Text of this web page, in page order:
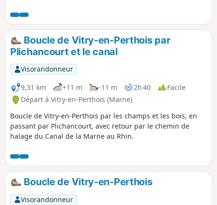
Boucle de Vitry-en-Perthois par
Plichancourt et le canal
Visorandonneur
9,31 km
+11 m -11 m 2h 40
Facile
Départ à Vitry-en-Perthois (Marne)
Boucle de Vitry-en-Perthois par les champs et les bois, en
passant par Plichancourt, avec retour par le chemin de
halage du Canal de la Marne au Rhin.
Boucle de Vitry-en-Perthois
Visorandonneur